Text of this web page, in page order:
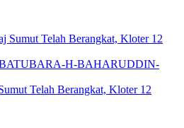
H-BAHARUDDIN-
Telah Berangkat, Kloter 12